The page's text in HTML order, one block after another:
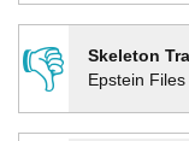
👎
Skeleton
Epstein Files